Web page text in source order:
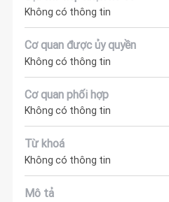
Không có thông tin
Cơ quan được ủy quyền
Không có thông tin
Cơ quan phối hợp
Không có thông tin
Từ khoá
Không có thông tin
Mô tả